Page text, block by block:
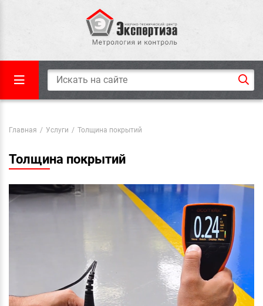
Главная / Услуги / Толщина покрытий
Толщина покрытий